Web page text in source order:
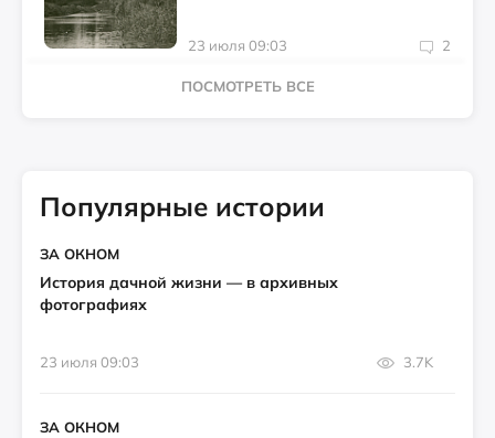
23 июля 09:03 2
ПОСМОТРЕТЬ ВСЕ
Популярные истории
ЗА ОКНОМ
История дачной жизни — в архивных
фотографиях
23 июля 09:03 3.7K
ЗА ОКНОМ